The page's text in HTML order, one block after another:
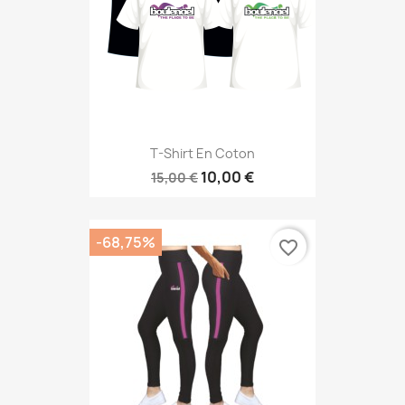
T-Shirt En Coton
15,00 € 10,00 €
-68,75% favorite_border